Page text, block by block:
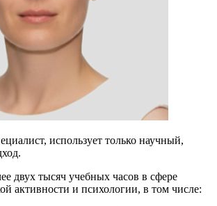
использует только научный,
двух тысяч учебных часов в сфере
активности и психологии, в том числе: